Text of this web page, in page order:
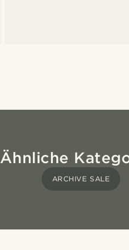
Ähnliche
ARCHIVE SALE